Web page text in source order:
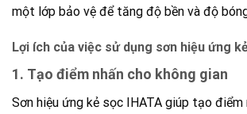
một lớp bảo vệ để tăng độ bền và độ
Lợi ích của việc sử dụng sơn hiệu ứng
1. Tạo điểm nhấn cho không gian
Sơn hiệu ứng kẻ sọc IHATA giúp tạo điểm